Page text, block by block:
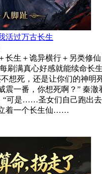
活过万古长生
长生＋诡异横行＋另类修
刷满真心好感就能续命长
想死，还是让你们的神明
震一番，你想死啊？” 秦
“可是……圣女们自己跑出
着一个长生仙……